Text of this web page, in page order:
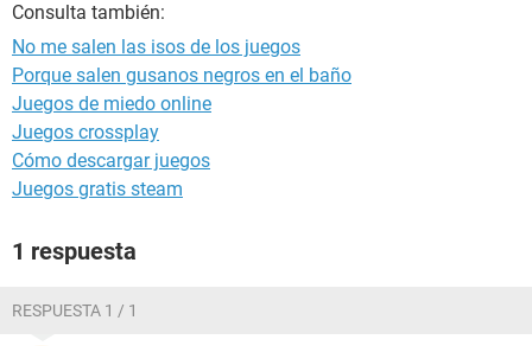
Consulta también:
No me salen las isos de los juegos
Porque salen gusanos negros en el baño
Juegos de miedo online
Juegos crossplay
Cómo descargar juegos
Juegos gratis steam
1 respuesta
RESPUESTA 1 / 1